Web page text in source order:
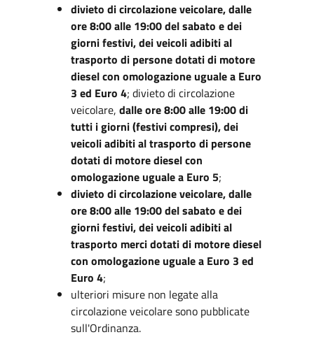
divieto di circolazione veicolare, dalle
ore 8:00 alle 19:00 del sabato e dei
giorni festivi, dei veicoli adibiti al
trasporto di persone dotati di motore
diesel con omologazione uguale a Euro
3 ed Euro 4; divieto di circolazione
veicolare, dalle ore 8:00 alle 19:00 di
tutti i giorni (festivi compresi), dei
veicoli adibiti al trasporto di persone
dotati di motore diesel con
omologazione uguale a Euro 5;
divieto di circolazione veicolare, dalle
ore 8:00 alle 19:00 del sabato e dei
giorni festivi, dei veicoli adibiti al
trasporto merci dotati di motore diesel
con omologazione uguale a Euro 3 ed
Euro 4;
ulteriori misure non legate alla
circolazione veicolare sono pubblicate
sull'Ordinanza.